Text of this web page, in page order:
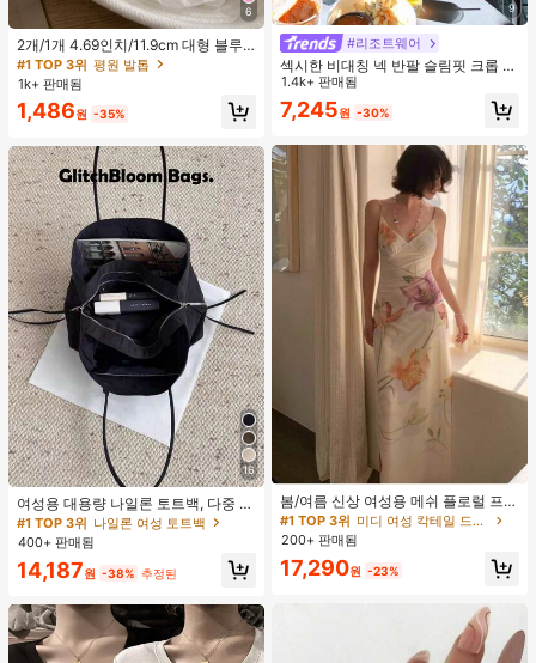
6
2개/1개 4.69인치/11.9cm 대형 블루
& 화이트 1피스 플라스틱 헤어 클로
클립, 데일리 웨어, 캐주얼, 파티, 출퇴
근, 휴가, 헤어스타일링, 메이크업, 의
상 매칭 비치 헤어 클립 바캉스 헤어
하며 우아하고 미니멀한 단색 헤어 액
세서리
#1 TOP 3위 평원 발톱
1k+ 판매됨
1,486원 -35%
16
여성용 대용량 나일론 토트백, 다중 지
퍼 포켓, 방수 숄더 핸드백, 사무실 노
트북, 일상 출퇴근, 쇼핑에 적합
#1 TOP 3위 나일론 여성 토트백
400+ 판매됨
14,187원 -38% 추정된
9
#리조트웨어
섹시한 비대칭 넥 반팔 슬림핏 크롭 탑
화이트 여름
1.4k+ 판매됨
7,245원 -30%
봄/여름 신상 여성용 메쉬 플로럴 프린
트 드레스, 브이넥, 휴가 스타일, 섹시
한 비치 파티 댄스 드레스, 스파게티
스트랩 웨딩 가을
#1 TOP 3위
재고 3개 남음
#1 TOP 3위
미디 여성 칵테일 드레스
재고 3개 남음
#1 TOP 3위
미디 여성 칵테일 드레스
재고 3개 남음
#1 TOP 3위
재고 3개 남음
200+ 판매됨
17,290원 -23%